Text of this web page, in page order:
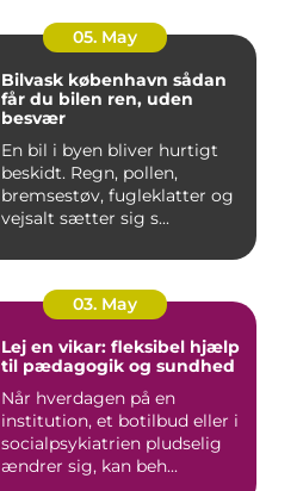
05. May
Bilvask københavn sådan
får du bilen ren, uden
besvær
En bil i byen bliver hurtigt
beskidt. Regn, pollen,
bremsestøv, fugleklatter og
vejsalt sætter sig s...
03. May
Lej en vikar: fleksibel hjælp
til pædagogik og sundhed
Når hverdagen på en
institution, et botilbud eller i
socialpsykiatrien pludselig
ændrer sig, kan beh...